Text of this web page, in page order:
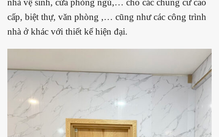
cấp, biệt thự, văn phòng ,… cũng như các công trình
nhà ở khác với thiết kế hiện đại.